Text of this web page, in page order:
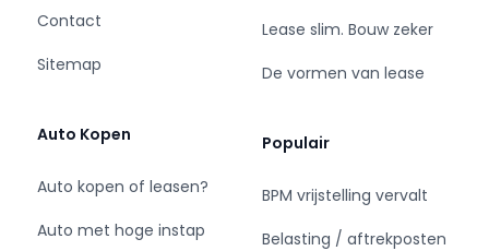
Contact
Sitemap
Auto Kopen
Auto kopen of leasen?
Auto met hoge instap
Lease slim. Bouw zeker
De vormen van lease
Populair
BPM vrijstelling vervalt
Belasting / aftrekposten